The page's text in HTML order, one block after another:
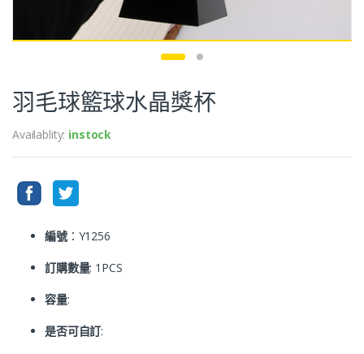
羽毛球籃球水晶獎杯
Availablity: instock
編號：Y1256
訂購數量: 1PCS
容量:
是否可自訂: